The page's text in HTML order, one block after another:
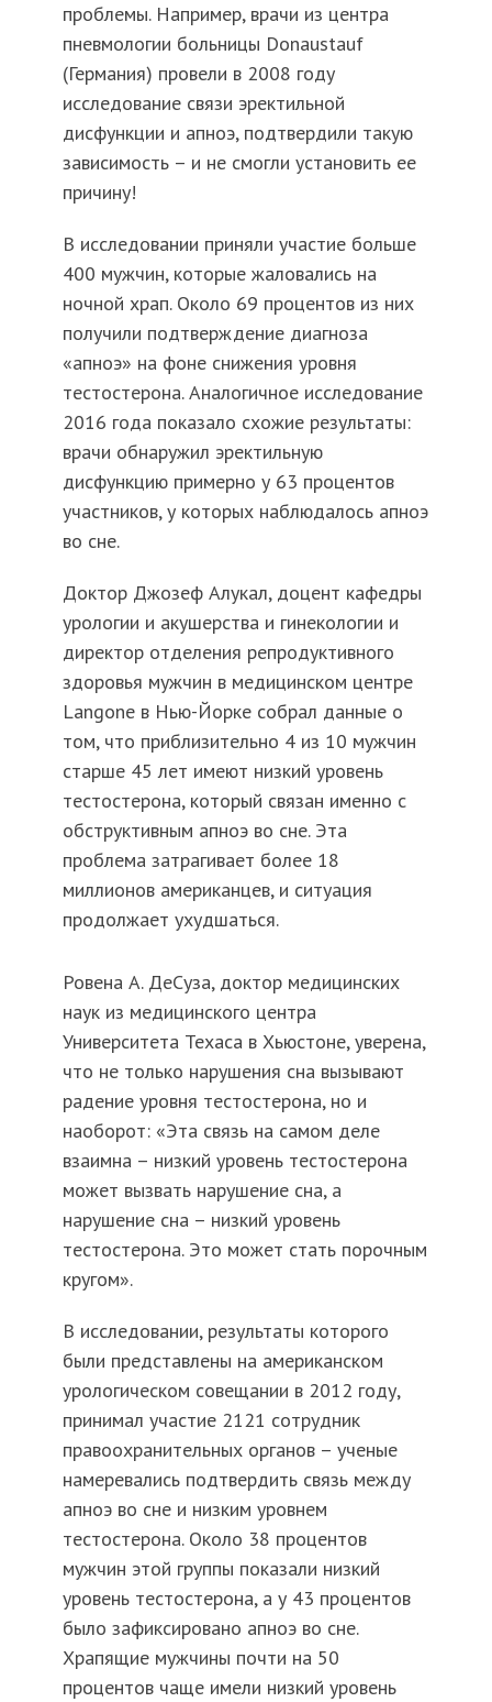
проблемы. Например, врачи из центра
пневмологии больницы Donaustauf
(Германия) провели в 2008 году
исследование связи эректильной
дисфункции и апноэ, подтвердили такую
зависимость – и не смогли установить ее
причину!
В исследовании приняли участие больше
400 мужчин, которые жаловались на
ночной храп. Около 69 процентов из них
получили подтверждение диагноза
«апноэ» на фоне снижения уровня
тестостерона. Аналогичное исследование
2016 года показало схожие результаты:
врачи обнаружил эректильную
дисфункцию примерно у 63 процентов
участников, у которых наблюдалось апноэ
во сне.
Доктор Джозеф Алукал, доцент кафедры
урологии и акушерства и гинекологии и
директор отделения репродуктивного
здоровья мужчин в медицинском центре
Langone в Нью-Йорке собрал данные о
том, что приблизительно 4 из 10 мужчин
старше 45 лет имеют низкий уровень
тестостерона, который связан именно с
обструктивным апноэ во сне. Эта
проблема затрагивает более 18
миллионов американцев, и ситуация
продолжает ухудшаться.
Ровена А. ДеСуза, доктор медицинских
наук из медицинского центра
Университета Техаса в Хьюстоне, уверена,
что не только нарушения сна вызывают
радение уровня тестостерона, но и
наоборот: «Эта связь на самом деле
взаимна – низкий уровень тестостерона
может вызвать нарушение сна, а
нарушение сна – низкий уровень
тестостерона. Это может стать порочным
кругом».
В исследовании, результаты которого
были представлены на американском
урологическом совещании в 2012 году,
принимал участие 2121 сотрудник
правоохранительных органов – ученые
намеревались подтвердить связь между
апноэ во сне и низким уровнем
тестостерона. Около 38 процентов
мужчин этой группы показали низкий
уровень тестостерона, а у 43 процентов
было зафиксировано апноэ во сне.
Храпящие мужчины почти на 50
процентов чаще имели низкий уровень